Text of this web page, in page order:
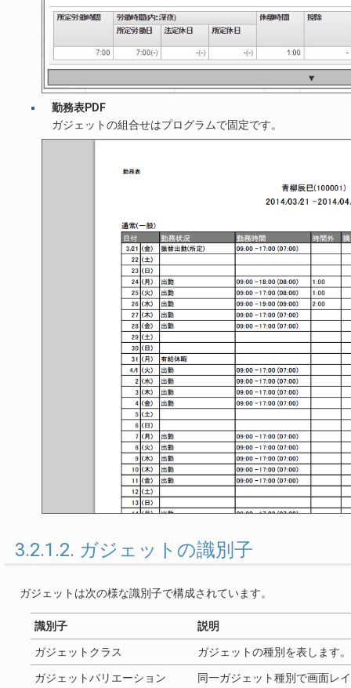
勤務表PDF
ガジェットの組合せはプログラムで固定です。
3.2.1.2. ガジェットの識別子
ガジェットは次の様な識別子で構成されています。
識別子 説明
ガジェットクラス ガジェットの種別を表します。
ガジェットバリエーション 同一ガジェット種別で画面レ